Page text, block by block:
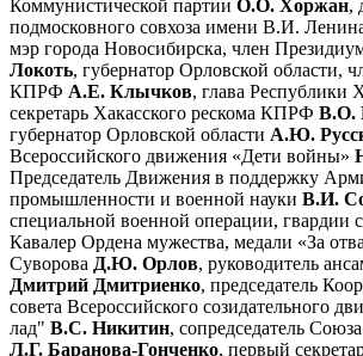
Коммунистической партии О.О. Хоржан,
подмосковного совхоза имени В.И.
мэр города Новосибирска, член
Локоть, губернатор Орловской области,
КПРФ А.Е. Клычков, глава Республики
секретарь Хакасского рескома КПРФ В.О.
губернатор Орловской области А.Ю.
Всероссийского движения «Дети войны»
Председатель Движения в поддержку
промышленности и военной науки В.И.
специальной военной операции, гвардии
Кавалер Ордена мужества, медали «За
Суворова Д.Ю. Орлов, руководитель
Дмитрий Дмитриенко, председатель
совета Всероссийского созидательного
лад" В.С. Никитин, сопредседатель
Л.Г. Баранова-Гонченко, первый